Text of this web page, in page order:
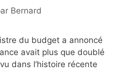
Bernard
du budget a annoncé
avait plus que doublé
dans l’histoire récente